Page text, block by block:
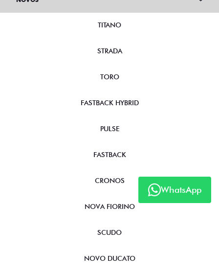
WhatsApp
TITANO
STRADA
TORO
FASTBACK HYBRID
PULSE
FASTBACK
CRONOS
NOVA FIORINO
SCUDO
NOVO DUCATO